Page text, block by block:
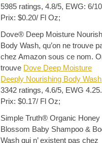
5985 ratings, 4.8/5, EWG: 6/
Prix: $0.20/ Fl Oz;
Dove® Deep Moisture
Body Wash, qu’on ne trouve
chez Amazon sous ce nom.
trouve Dove Deep Moisture
Deeply Nourishing Body Wash
3342 ratings, 4.6/5, EWG 4.25.
Prix: $0.17/ Fl Oz;
Simple Truth® Organic Honey
Blossom Baby Shampoo &
Wash qui n’ existent pas chez